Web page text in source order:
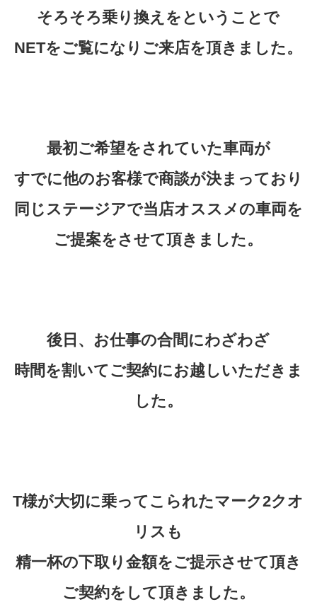
そろそろ乗り換えをということで
NETをご覧になりご来店を頂きました。
最初ご希望をされていた車両が
すでに他のお客様で商談が決まっており
同じステージアで当店オススメの車両を
ご提案をさせて頂きました。
後日、お仕事の合間にわざわざ
時間を割いてご契約にお越しいただきま
した。
T様が大切に乗ってこられたマーク2クオ
リスも
精一杯の下取り金額をご提示させて頂き
ご契約をして頂きました。